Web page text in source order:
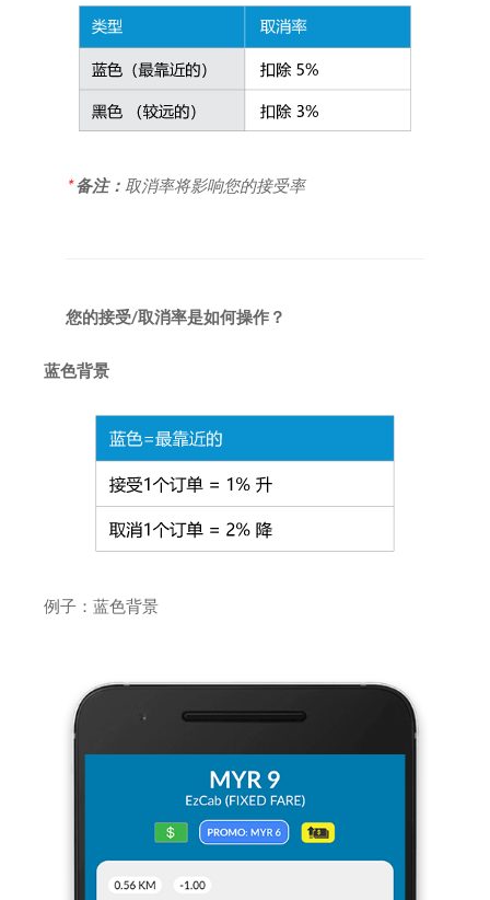
*备注： 取消率将影响您的接受率
您的接受/取消率是如何操作？
蓝色背景
例子：蓝色背景